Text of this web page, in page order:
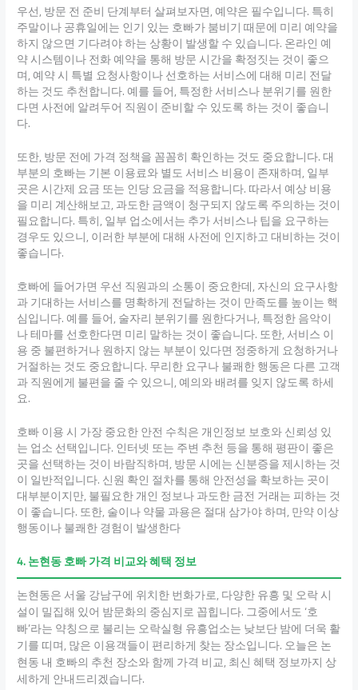
우선, 방문 전 준비 단계부터 살펴보자면, 예약은 필수입니다. 특히
주말이나 공휴일에는 인기 있는 호빠가 붐비기 때문에 미리 예약을
하지 않으면 기다려야 하는 상황이 발생할 수 있습니다. 온라인 예
약 시스템이나 전화 예약을 통해 방문 시간을 확정짓는 것이 좋으
며, 예약 시 특별 요청사항이나 선호하는 서비스에 대해 미리 전달
하는 것도 추천합니다. 예를 들어, 특정한 서비스나 분위기를 원한
다면 사전에 알려두어 직원이 준비할 수 있도록 하는 것이 좋습니
다.
또한, 방문 전에 가격 정책을 꼼꼼히 확인하는 것도 중요합니다. 대
부분의 호빠는 기본 이용료와 별도 서비스 비용이 존재하며, 일부
곳은 시간제 요금 또는 인당 요금을 적용합니다. 따라서 예상 비용
을 미리 계산해보고, 과도한 금액이 청구되지 않도록 주의하는 것이
필요합니다. 특히, 일부 업소에서는 추가 서비스나 팁을 요구하는
경우도 있으니, 이러한 부분에 대해 사전에 인지하고 대비하는 것이
좋습니다.
호빠에 들어가면 우선 직원과의 소통이 중요한데, 자신의 요구사항
과 기대하는 서비스를 명확하게 전달하는 것이 만족도를 높이는 핵
심입니다. 예를 들어, 술자리 분위기를 원한다거나, 특정한 음악이
나 테마를 선호한다면 미리 말하는 것이 좋습니다. 또한, 서비스 이
용 중 불편하거나 원하지 않는 부분이 있다면 정중하게 요청하거나
거절하는 것도 중요합니다. 무리한 요구나 불쾌한 행동은 다른 고객
과 직원에게 불편을 줄 수 있으니, 예의와 배려를 잊지 않도록 하세
요.
호빠 이용 시 가장 중요한 안전 수칙은 개인정보 보호와 신뢰성 있
는 업소 선택입니다. 인터넷 또는 주변 추천 등을 통해 평판이 좋은
곳을 선택하는 것이 바람직하며, 방문 시에는 신분증을 제시하는 것
이 일반적입니다. 신원 확인 절차를 통해 안전성을 확보하는 곳이
대부분이지만, 불필요한 개인 정보나 과도한 금전 거래는 피하는 것
이 좋습니다. 또한, 술이나 약물 과용은 절대 삼가야 하며, 만약 이상
행동이나 불쾌한 경험이 발생한다
4. 논현동 호빠 가격 비교와 혜택 정보
논현동은 서울 강남구에 위치한 번화가로, 다양한 유흥 및 오락 시
설이 밀집해 있어 밤문화의 중심지로 꼽힙니다. 그중에서도 ‘호
빠’라는 약칭으로 불리는 오락실형 유흥업소는 낮보단 밤에 더욱 활
기를 띠며, 많은 이용객들이 편리하게 찾는 장소입니다. 오늘은 논
현동 내 호빠의 추천 장소와 함께 가격 비교, 최신 혜택 정보까지 상
세하게 안내드리겠습니다.